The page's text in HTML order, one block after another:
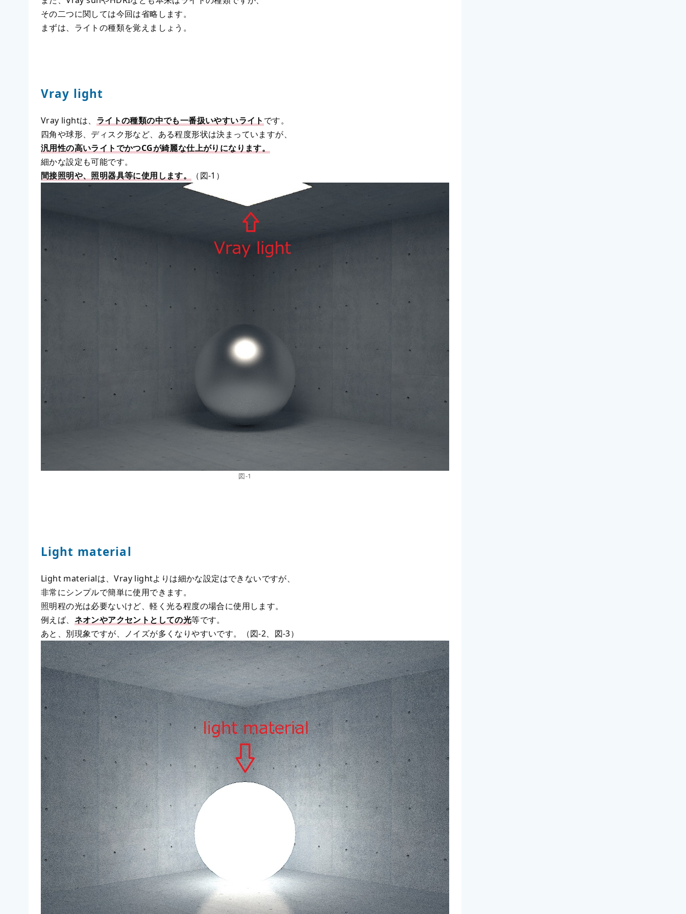
その二つに関しては今回は省略します。
まずは、ライトの種類を覚えましょう。
Vray light
Vray lightは、 ライトの種類の中でも一番扱いやすいライトです。
四角や球形、ディスク形など、ある程度形状は決まっていますが、
汎用性の高いライトでかつCGが綺麗な仕上がりになります。
細かな設定も可能です。
間接照明や、照明器具等に使用します。 （図-1）
図-1
Light material
Light materialは、Vray lightよりは細かな設定はできないですが、
非常にシンプルで簡単に使用できます。
照明程の光は必要ないけど、軽く光る程度の場合に使用します。
例えば、 ネオンやアクセントとしての光等です。
あと、別現象ですが、ノイズが多くなりやすいです。（図-2、図-3）